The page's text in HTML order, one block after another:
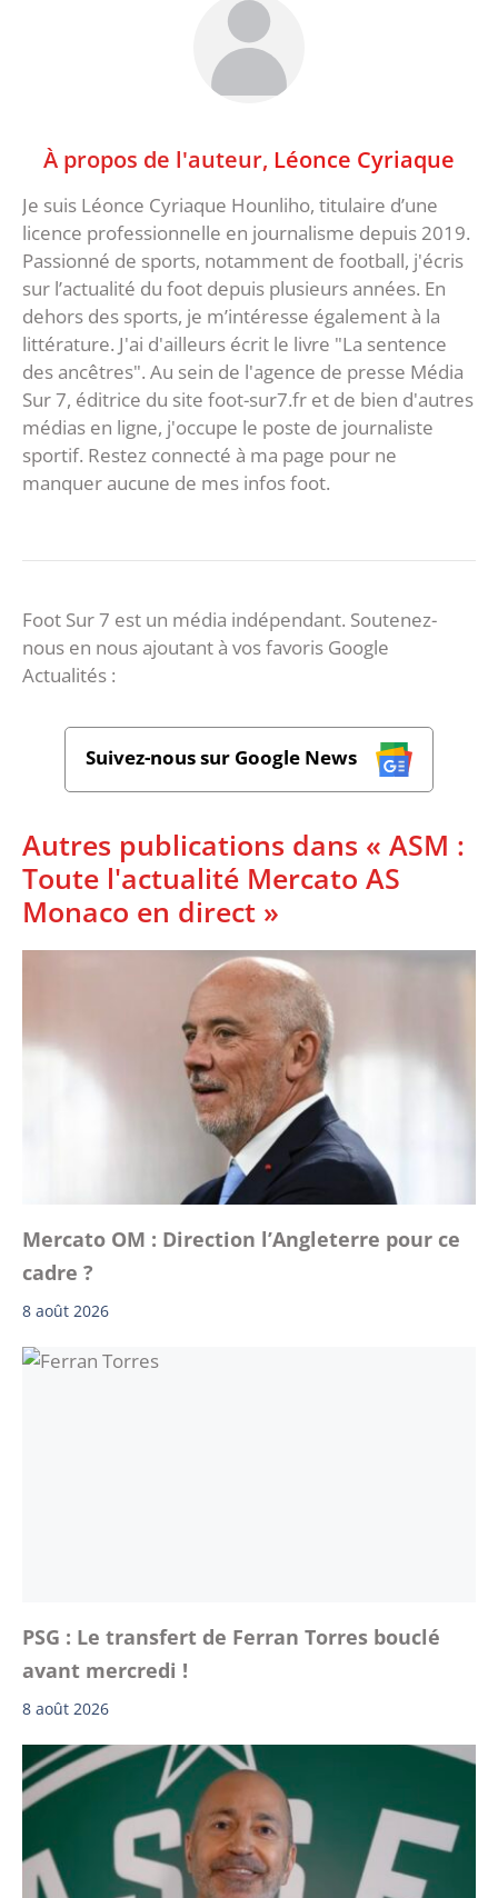
À propos de l'auteur, Léonce Cyriaque
Je suis Léonce Cyriaque Hounliho, titulaire d’une
licence professionnelle en journalisme depuis 2019.
Passionné de sports, notamment de football, j'écris
sur l’actualité du foot depuis plusieurs années. En
dehors des sports, je m’intéresse également à la
littérature. J'ai d'ailleurs écrit le livre "La sentence
des ancêtres". Au sein de l'agence de presse Média
Sur 7, éditrice du site foot-sur7.fr et de bien d'autres
médias en ligne, j'occupe le poste de journaliste
sportif. Restez connecté à ma page pour ne
manquer aucune de mes infos foot.
Foot Sur 7 est un média indépendant. Soutenez-
nous en nous ajoutant à vos favoris Google
Actualités :
Suivez-nous sur Google News
Autres publications dans « ASM :
Toute l'actualité Mercato AS
Monaco en direct »
Mercato OM : Direction l’Angleterre pour ce
cadre ?
8 août 2026
PSG : Le transfert de Ferran Torres bouclé
avant mercredi !
8 août 2026